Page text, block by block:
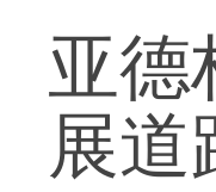
亚
展道